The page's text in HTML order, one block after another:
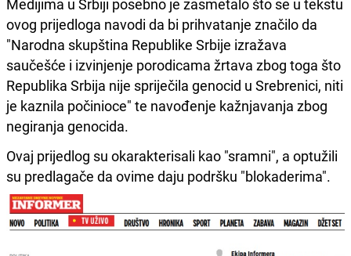
Medijima u Srbiji posebno je zasmetalo što se u tekstu
ovog prijedloga navodi da bi prihvatanje značilo da
"Narodna skupština Republike Srbije izražava
saučešće i izvinjenje porodicama žrtava zbog toga što
Republika Srbija nije spriječila genocid u Srebrenici, niti
je kaznila počinioce" te navođenje kažnjavanja zbog
negiranja genocida.
Ovaj prijedlog su okarakterisali kao "sramni", a optužili
su predlagače da ovime daju podršku "blokaderima".